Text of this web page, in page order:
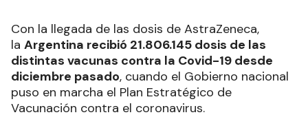
Con la llegada de las dosis de AstraZeneca,
la Argentina recibió 21.806.145 dosis de las
distintas vacunas contra la Covid-19 desde
diciembre pasado, cuando el Gobierno nacional
puso en marcha el Plan Estratégico de
Vacunación contra el coronavirus.